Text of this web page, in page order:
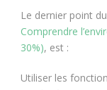
Le dernier point
Comprendre
30%), est :
Utiliser les